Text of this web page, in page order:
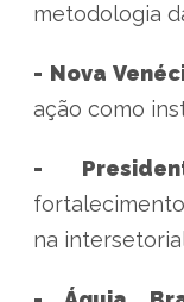
metodologia
- Nova
ação como
-
na